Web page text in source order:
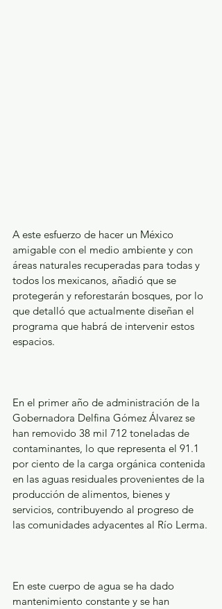
A este esfuerzo de hacer un México
amigable con el medio ambiente y con
áreas naturales recuperadas para todas y
todos los mexicanos, añadió que se
protegerán y reforestarán bosques, por lo
que detalló que actualmente diseñan el
programa que habrá de intervenir estos
espacios.
En el primer año de administración de la
Gobernadora Delfina Gómez Álvarez se
han removido 38 mil 712 toneladas de
contaminantes, lo que representa el 91.1
por ciento de la carga orgánica contenida
en las aguas residuales provenientes de la
producción de alimentos, bienes y
servicios, contribuyendo al progreso de
las comunidades adyacentes al Río Lerma.
En este cuerpo de agua se ha dado
mantenimiento constante y se han